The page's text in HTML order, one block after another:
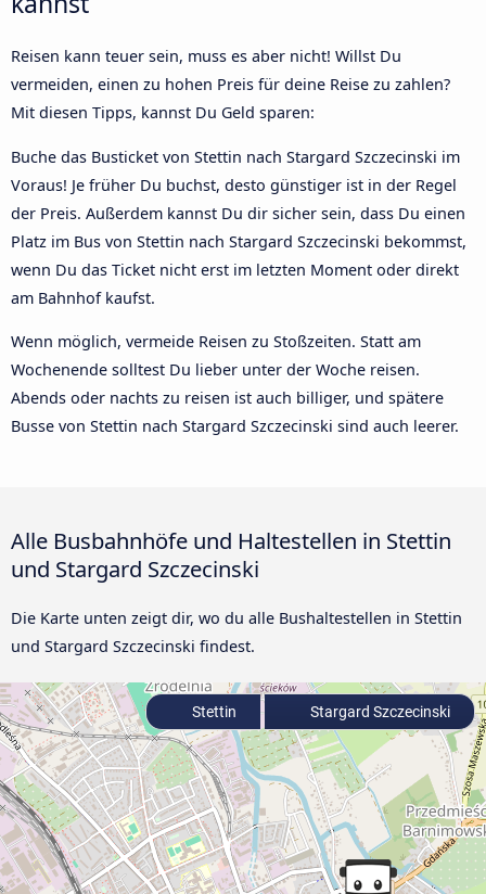
Reisen kann teuer sein, muss es aber nicht! Willst Du
vermeiden, einen zu hohen Preis für deine Reise zu zahlen?
Mit diesen Tipps, kannst Du Geld sparen:
Buche das Busticket von Stettin nach Stargard Szczecinski im
Voraus! Je früher Du buchst, desto günstiger ist in der Regel
der Preis. Außerdem kannst Du dir sicher sein, dass Du einen
Platz im Bus von Stettin nach Stargard Szczecinski bekommst,
wenn Du das Ticket nicht erst im letzten Moment oder direkt
am Bahnhof kaufst.
Wenn möglich, vermeide Reisen zu Stoßzeiten. Statt am
Wochenende solltest Du lieber unter der Woche reisen.
Abends oder nachts zu reisen ist auch billiger, und spätere
Busse von Stettin nach Stargard Szczecinski sind auch leerer.
Alle Busbahnhöfe und Haltestellen in Stettin
und Stargard Szczecinski
Die Karte unten zeigt dir, wo du alle Bushaltestellen in Stettin
und Stargard Szczecinski findest.
Stettin Stargard Szczecinski